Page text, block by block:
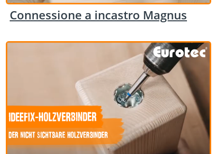
Connessione a incastro Magnus